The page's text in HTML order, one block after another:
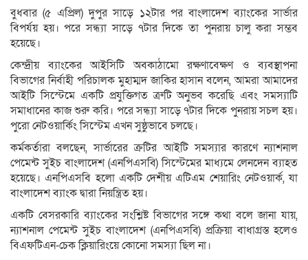
বুধবার (৫ এ‌প্রিল) দুপুর সাড়ে ১২টার পর বাংলাদেশ ব্যাংকের সার্ভার
বিপর্যয় হয়। পরে সন্ধ্যা সাড়ে ৭টার দিকে তা পুনরায় চালু করা সম্ভব
হয়েছে।
কেন্দ্রীয় ব্যাংকের আইসিটি অবকাঠামো রক্ষণাবেক্ষণ ও ব্যবস্থাপনা
বিভাগের নির্বাহী পরিচালক মুহাম্মদ জাকির হাসান বলেন, আমরা আমাদের
আইটি সিস্টেমে একটি প্রযুক্তিগত ত্রুটি অনুভব করেছি এবং সমস্যাটি
সমাধানের কাজ শুরু করি। পরে সন্ধ্যা সাড়ে ৭টার দিকে পুনরায় সচল হয়।
পুরো নেটওয়ার্কিং সিস্টেম এখন সুষ্ঠুভাবে চলছে।
কর্মকর্তারা বলছেন, সার্ভারের ক্রটির আইটি সমস্যার কারণে ন্যাশনাল
পেমেন্ট সুইচ বাংলাদেশ (এনপিএসবি) সিস্টেমের মাধ্যমে লেনদেন ব্যাহত
হয়েছে। এনপিএসবি হলো একটি দেশীয় এটিএম শেয়ারিং নেটওয়ার্ক, যা
বাংলাদেশ ব্যাংক দ্বারা নিয়ন্ত্রিত হয়।
একটি বেসরকারি ব্যাংকের সংশ্লিষ্ট বিভাগের সঙ্গে কথা বলে জানা যায়,
ন্যাশনাল পেমেন্ট সুইচ বাংলাদেশ (এনপিএসবি) প্রক্রিয়া বাধাগ্রস্ত হলেও
বিএফটিএন-চেক ক্লিয়ারিংয়ে কোনো সমস্যা ছিল না।